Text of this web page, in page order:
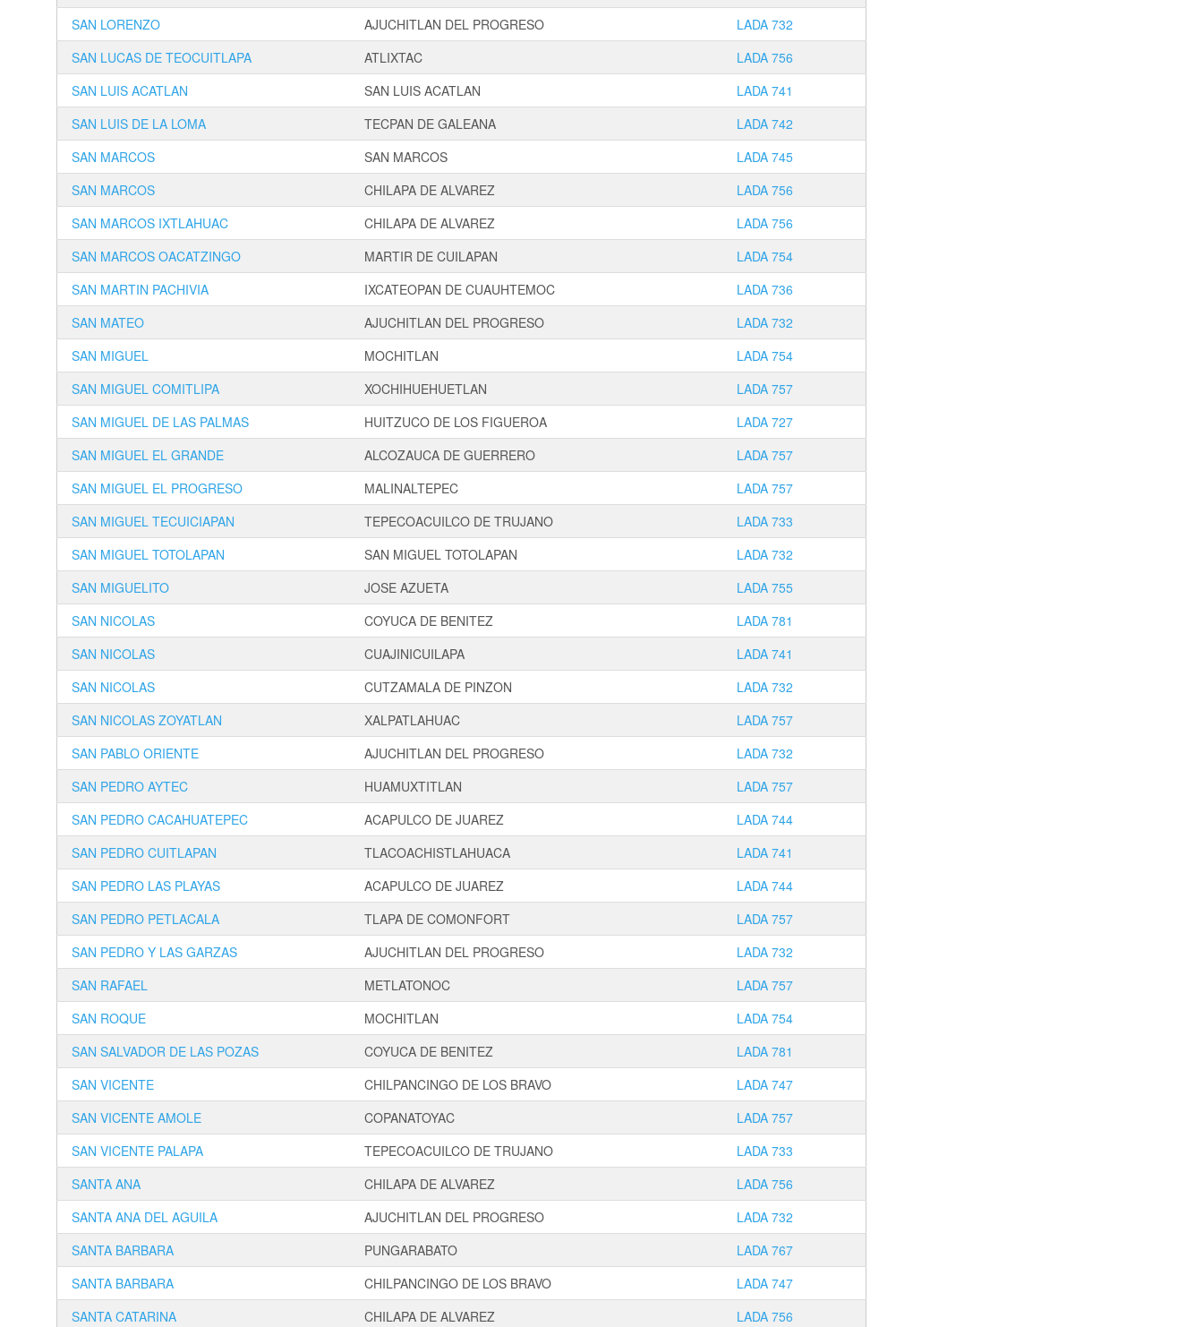
SAN LORENZO
AJUCHITLAN DEL PROGRESO
LADA 732
SAN LUCAS DE TEOCUITLAPA
ATLIXTAC
LADA 756
SAN LUIS ACATLAN
SAN LUIS ACATLAN
LADA 741
SAN LUIS DE LA LOMA
TECPAN DE GALEANA
LADA 742
SAN MARCOS
SAN MARCOS
LADA 745
SAN MARCOS
CHILAPA DE ALVAREZ
LADA 756
SAN MARCOS IXTLAHUAC
CHILAPA DE ALVAREZ
LADA 756
SAN MARCOS OACATZINGO
MARTIR DE CUILAPAN
LADA 754
SAN MARTIN PACHIVIA
IXCATEOPAN DE CUAUHTEMOC
LADA 736
SAN MATEO
AJUCHITLAN DEL PROGRESO
LADA 732
SAN MIGUEL
MOCHITLAN
LADA 754
SAN MIGUEL COMITLIPA
XOCHIHUEHUETLAN
LADA 757
SAN MIGUEL DE LAS PALMAS
HUITZUCO DE LOS FIGUEROA
LADA 727
SAN MIGUEL EL GRANDE
ALCOZAUCA DE GUERRERO
LADA 757
SAN MIGUEL EL PROGRESO
MALINALTEPEC
LADA 757
SAN MIGUEL TECUICIAPAN
TEPECOACUILCO DE TRUJANO
LADA 733
SAN MIGUEL TOTOLAPAN
SAN MIGUEL TOTOLAPAN
LADA 732
SAN MIGUELITO
JOSE AZUETA
LADA 755
SAN NICOLAS
COYUCA DE BENITEZ
LADA 781
SAN NICOLAS
CUAJINICUILAPA
LADA 741
SAN NICOLAS
CUTZAMALA DE PINZON
LADA 732
SAN NICOLAS ZOYATLAN
XALPATLAHUAC
LADA 757
SAN PABLO ORIENTE
AJUCHITLAN DEL PROGRESO
LADA 732
SAN PEDRO AYTEC
HUAMUXTITLAN
LADA 757
SAN PEDRO CACAHUATEPEC
ACAPULCO DE JUAREZ
LADA 744
SAN PEDRO CUITLAPAN
TLACOACHISTLAHUACA
LADA 741
SAN PEDRO LAS PLAYAS
ACAPULCO DE JUAREZ
LADA 744
SAN PEDRO PETLACALA
TLAPA DE COMONFORT
LADA 757
SAN PEDRO Y LAS GARZAS
AJUCHITLAN DEL PROGRESO
LADA 732
SAN RAFAEL
METLATONOC
LADA 757
SAN ROQUE
MOCHITLAN
LADA 754
SAN SALVADOR DE LAS POZAS
COYUCA DE BENITEZ
LADA 781
SAN VICENTE
CHILPANCINGO DE LOS BRAVO
LADA 747
SAN VICENTE AMOLE
COPANATOYAC
LADA 757
SAN VICENTE PALAPA
TEPECOACUILCO DE TRUJANO
LADA 733
SANTA ANA
CHILAPA DE ALVAREZ
LADA 756
SANTA ANA DEL AGUILA
AJUCHITLAN DEL PROGRESO
LADA 732
SANTA BARBARA
PUNGARABATO
LADA 767
SANTA BARBARA
CHILPANCINGO DE LOS BRAVO
LADA 747
SANTA CATARINA
CHILAPA DE ALVAREZ
LADA 756